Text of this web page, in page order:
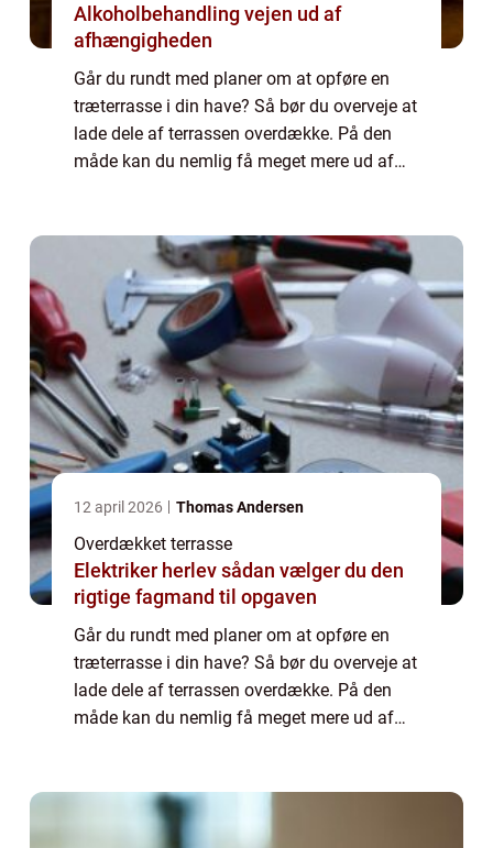
Alkoholbehandling vejen ud af
afhængigheden
Går du rundt med planer om at opføre en
træterrasse i din have? Så bør du overveje at
lade dele af terrassen overdække. På den
måde kan du nemlig få meget mere ud af
12 april 2026 Thomas Andersen
Overdækket terrasse
Elektriker herlev sådan vælger du den
rigtige fagmand til opgaven
Går du rundt med planer om at opføre en
træterrasse i din have? Så bør du overveje at
lade dele af terrassen overdække. På den
måde kan du nemlig få meget mere ud af